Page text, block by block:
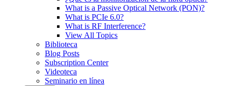
What is a Passive Optical Network (PON)?
What is PCIe 6.0?
What is RF Interference?
View All Topics
Biblioteca
Blog Posts
Subscription Center
Videoteca
Seminario en línea